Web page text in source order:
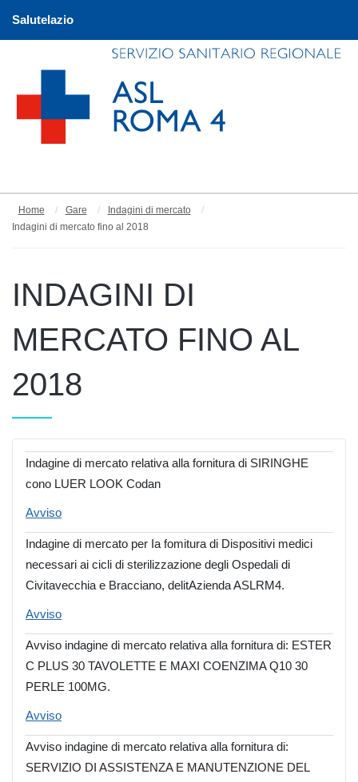
Salutelazio
Home Gare
Indagini di mercato
Indagini di mercato fino al 2018
INDAGINI DI
MERCATO FINO AL
2018
Indagine di mercato relativa alla fornitura di SIRINGHE
cono LUER LOOK Codan
Avviso
Indagine di mercato per Ia fomitura di Dispositivi medici
necessari ai cicli di sterilizzazione degli Ospedali di
Civitavecchia e Bracciano, delitAzienda ASLRM4.
Avviso
Avviso indagine di mercato relativa alla fornitura di: ESTER
C PLUS 30 TAVOLETTE E MAXI COENZIMA Q10 30
PERLE 100MG.
Avviso
Avviso indagine di mercato relativa alla fornitura di:
SERVIZIO DI ASSISTENZA E MANUTENZIONE DEL